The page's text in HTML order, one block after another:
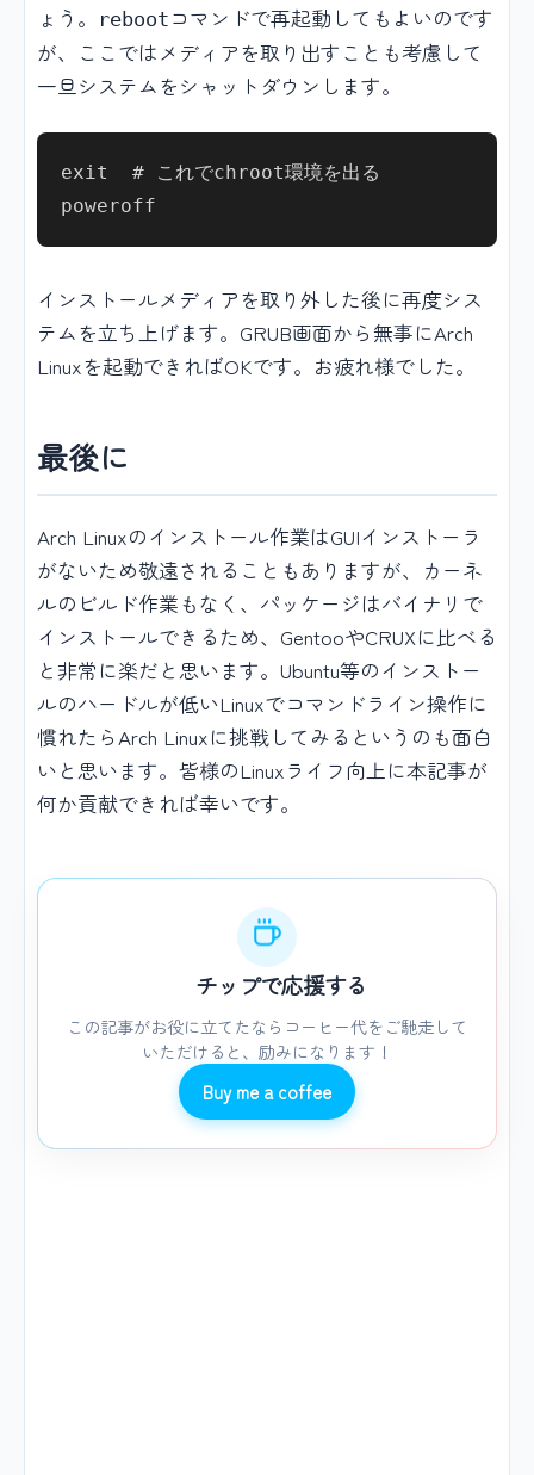
ょう。
reboot コマンドで再起動してもよいのです
が、ここではメディアを取り出すことも考慮して
一旦システムをシャットダウンします。
exit  # これでchroot環境を出る
インストールメディアを取り外した後に再度シス
テムを立ち上げます。GRUB画面から無事にArch
Linuxを起動できればOKです。お疲れ様でした。
最後に
Arch Linuxのインストール作業はGUIインストーラ
がないため敬遠されることもありますが、カーネ
ルのビルド作業もなく、パッケージはバイナリで
インストールできるため、GentooやCRUXに比べる
と非常に楽だと思います。Ubuntu等のインストー
ルのハードルが低いLinuxでコマンドライン操作に
慣れたらArch Linuxに挑戦してみるというのも面白
いと思います。皆様のLinuxライフ向上に本記事が
何か貢献できれば幸いです。
チップで応援する
この記事がお役に立てたならコーヒー代をご馳走して
いただけると、励みになります！
Buy me a coffee